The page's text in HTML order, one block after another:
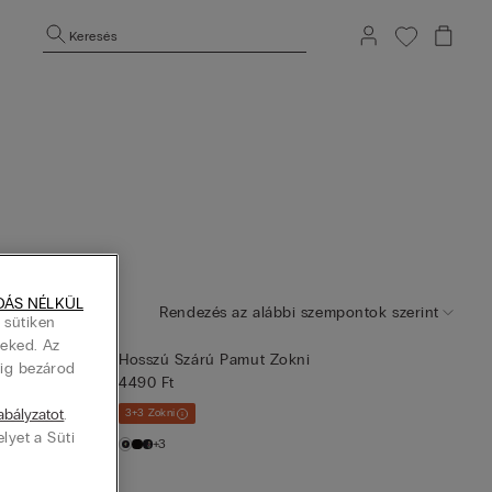
Keresés
Rendezés az alábbi szempontok szerint
Hosszú Szárú Pamut Zokni
4490 Ft
3+3 Zokni
+3
Az
bezárod
.
a Süti
NÉLKÜL